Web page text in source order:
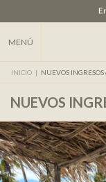
10%
MENÚ
INICIO | NUEVOS INGRESOS
NUEVOS